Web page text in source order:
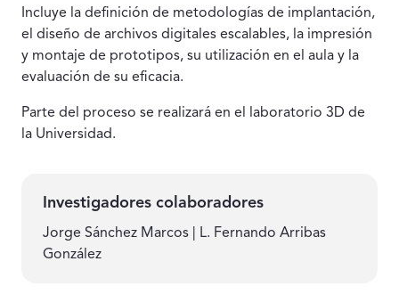
Incluye la definición de metodologías de implantación,
el diseño de archivos digitales escalables, la impresión
y montaje de prototipos, su utilización en el aula y la
evaluación de su eficacia.
Parte del proceso se realizará en el laboratorio 3D de
la Universidad.
Investigadores colaboradores
Jorge Sánchez Marcos | L. Fernando Arribas
González